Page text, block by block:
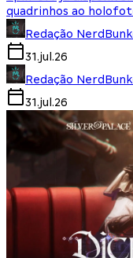
quadrinhos ao
Redação
31.jul.26
Redação
31.jul.26